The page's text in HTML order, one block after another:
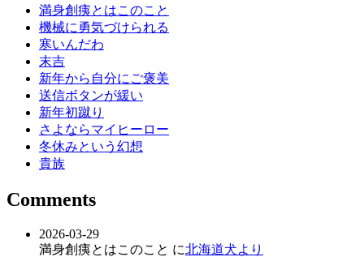
満身創痍とはこのこと
機械に勇気づけられる
寒いんだわ
末吉
新年から自分にご褒美
送信ボタンが緩い
新年初蹴り
さよならマイヒーロー
冬休みという幻想
貴族
Comments
2026-03-29
満身創痍とはこのこと に北海道犬より